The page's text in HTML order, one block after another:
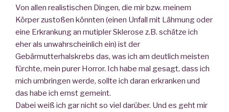
Von allen realistischen Dingen, die mir bzw. meinem
Körper zustoßen könnten (einen Unfall mit Lähmung oder
eine Erkrankung an mutipler Sklerose z.B. schätze ich
eher als unwahrscheinlich ein) ist der
Gebärmutterhalskrebs das, was ich am deutlich meisten
fürchte, mein purer Horror. Ich habe mal gesagt, dass ich
mich umbringen werde, sollte ich daran erkranken und
das habe ich ernst gemeint.
Dabei weiß ich gar nicht so viel darüber. Und es geht mir